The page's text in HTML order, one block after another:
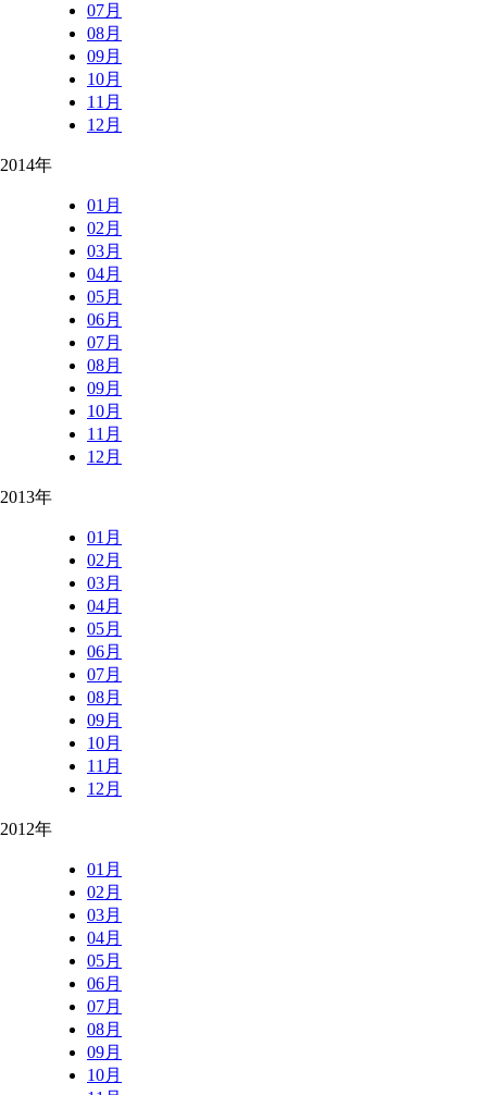
07月
08月
09月
10月
11月
12月
2014年
01月
02月
03月
04月
05月
06月
07月
08月
09月
10月
11月
12月
2013年
01月
02月
03月
04月
05月
06月
07月
08月
09月
10月
11月
12月
2012年
01月
02月
03月
04月
05月
06月
07月
08月
09月
10月